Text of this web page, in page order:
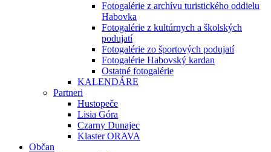
Fotogalérie z archívu turistického oddielu
Habovka
Fotogalérie z kultúrnych a školských
podujatí
Fotogalérie zo športových podujatí
Fotogalérie Habovský kardan
Ostatné fotogalérie
KALENDÁRE
Partneri
Hustopeče
Lisia Góra
Czarny Dunajec
Klaster ORAVA
Občan